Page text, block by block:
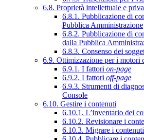
6.8. Proprietà intellettuale e
6.8.1. Pubblicazione di
Pubblica Amministrazione
6.8.2. Pubblicazione di
dalla Pubblica
6.8.3. Consenso dei
6.9. Ottimizzazione per i motori
6.9.1. I fattori on-page
6.9.2. I fattori off-page
6.9.3. Strumenti di
Console
6.10. Gestire i contenuti
6.10.1. L’inventario dei
6.10.2. Revisionare i
6.10.3. Migrare i contenuti